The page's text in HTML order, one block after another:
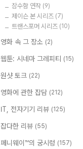
잠수함 연작 (9)
제이슨 본 시리즈 (7)
트랜스포머 시리즈 (10)
영화 속 그 장소 (2)
웹툰: 시네마 그레피티 (15)
원샷 토크 (22)
영화에 관한 잡담 (212)
IT, 전자기기 리뷰 (125)
잡다한 리뷰 (55)
페니웨이™의 궁시렁 (157)